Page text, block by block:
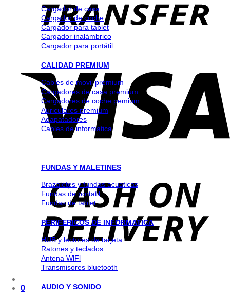
0
Cargador de casa
Cargador de coche
Cargador para tablet
Cargador inalámbrico
Cargador para portátil
CALIDAD PREMIUM
Cables de movil premium
Cargadores de casa premium
Cargadores de coche pemium
Auriculares premium
Adapatadores
Cables de informatica
FUNDAS Y MALETINES
Brazaletes y fundas acuaticas
Fundas de portatil
Fundas de tablet
PERIFERICOS DE INFORMATICA
HUB y lectores de tarjeta
Ratones y teclados
Antena WlFl
Transmisores bluetooth
AUDIO Y SONIDO